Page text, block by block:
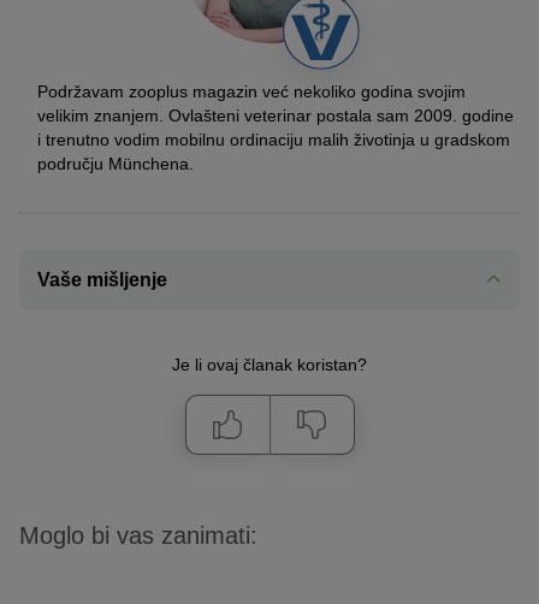
Podržavam zooplus magazin već nekoliko godina svojim
velikim znanjem. Ovlašteni veterinar postala sam 2009. godine
i trenutno vodim mobilnu ordinaciju malih životinja u gradskom
području Münchena.
Vaše mišljenje
Je li ovaj članak koristan?
Moglo bi vas zanimati: